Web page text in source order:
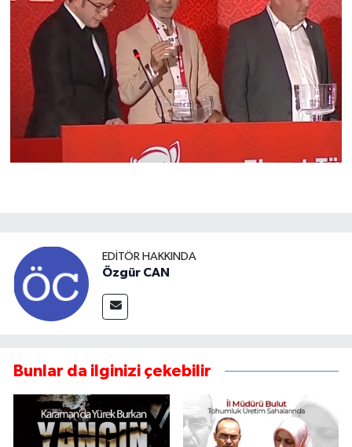
EDITÖR HAKKINDA
Özgür CAN
Bunlar da ilginizi çekebilir